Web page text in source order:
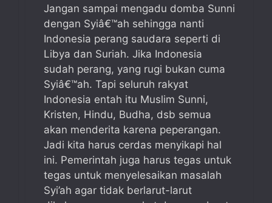
Jangan sampai mengadu domba Sunni
dengan Syiâ€™ah sehingga nanti
Indonesia perang saudara seperti di
Libya dan Suriah. Jika Indonesia
sudah perang, yang rugi bukan cuma
Syiâ€™ah. Tapi seluruh rakyat
Indonesia entah itu Muslim Sunni,
Kristen, Hindu, Budha, dsb semua
akan menderita karena peperangan.
Jadi kita harus cerdas menyikapi hal
ini. Pemerintah juga harus tegas untuk
tegas untuk menyelesaikan masalah
Syi’ah agar tidak berlarut-larut